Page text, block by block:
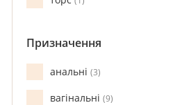
Призначення
анальні 3
вагінальні 9